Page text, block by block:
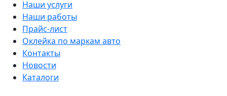
Наши услуги
Наши работы
Прайс-лист
Оклейка по маркам авто
Контакты
Новости
Каталоги